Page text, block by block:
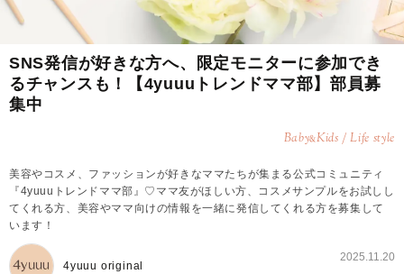
SNS発信が好きな方へ、限定モニターに参加でき
るチャンスも！【4yuuuトレンドママ部】部員募
集中
Baby&Kids / Life style
美容やコスメ、ファッションが好きなママたちが集まる公式コミュニティ
『4yuuuトレンドママ部』♡ママ友がほしい方、コスメサンプルをお試しし
てくれる方、美容やママ向けの情報を一緒に発信してくれる方を募集して
います！
4yuuu original
2025.11.20